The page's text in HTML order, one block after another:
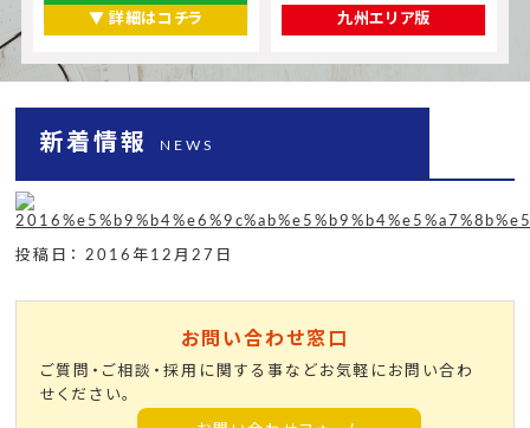
▼ 詳細はコチラ 九州エリア版
新着情報 NEWS
投稿日： 2016年12月27日
お問い合わせ窓口
ご質問・ご相談・採用に関する事などお気軽にお問い合わ
せください。